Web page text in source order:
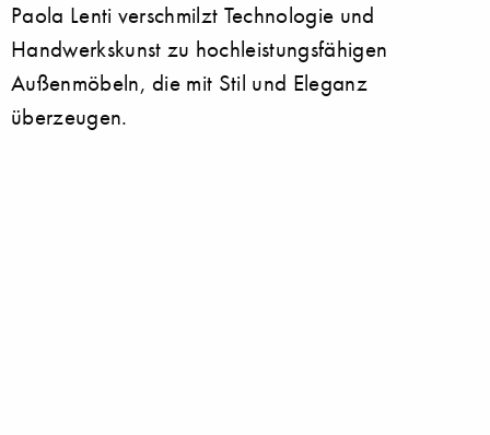
Paola Lenti verschmilzt Technologie und
Handwerkskunst zu hochleistungsfähigen
Außenmöbeln, die mit Stil und Eleganz
überzeugen.